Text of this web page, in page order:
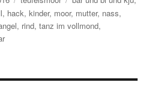
, hack,kinder, moor, mutter, nass,
, rind,tanz im vollmond,
zu
Mother